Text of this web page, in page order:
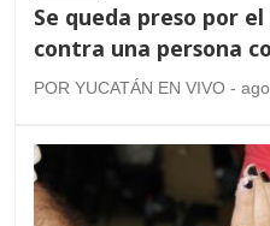
Se queda preso por
contra una persona
POR YUCATÁN EN VIVO -